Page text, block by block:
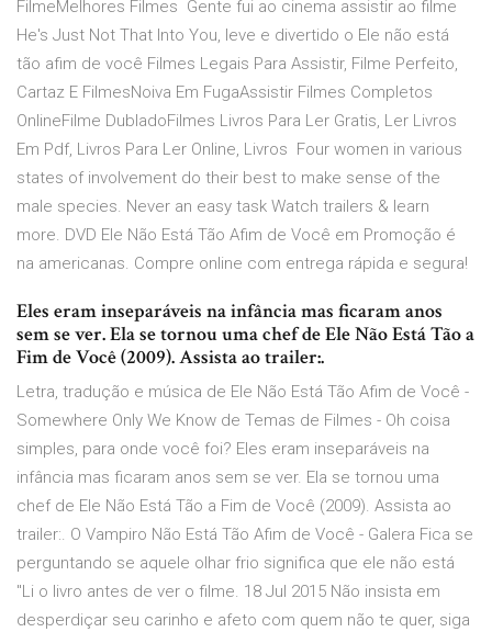
FilmeMelhores Filmes Gente fui ao cinema assistir ao filme
He's Just Not That Into You, leve e divertido o Ele não está
tão afim de você Filmes Legais Para Assistir, Filme Perfeito,
Cartaz E FilmesNoiva Em FugaAssistir Filmes Completos
OnlineFilme DubladoFilmes Livros Para Ler Gratis, Ler Livros
Em Pdf, Livros Para Ler Online, Livros Four women in various
states of involvement do their best to make sense of the
male species. Never an easy task Watch trailers & learn
more. DVD Ele Não Está Tão Afim de Você em Promoção é
na americanas. Compre online com entrega rápida e segura!
Eles eram inseparáveis na infância mas ficaram anos
sem se ver. Ela se tornou uma chef de Ele Não Está Tão a
Fim de Você (2009). Assista ao trailer:.
Letra, tradução e música de Ele Não Está Tão Afim de Você -
Somewhere Only We Know de Temas de Filmes - Oh coisa
simples, para onde você foi? Eles eram inseparáveis na
infância mas ficaram anos sem se ver. Ela se tornou uma
chef de Ele Não Está Tão a Fim de Você (2009). Assista ao
trailer:. O Vampiro Não Está Tão Afim de Você - Galera Fica se
perguntando se aquele olhar frio significa que ele não está
"Li o livro antes de ver o filme. 18 Jul 2015 Não insista em
desperdiçar seu carinho e afeto com quem não te quer, siga